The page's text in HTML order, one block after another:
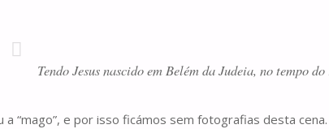
Tendo Jesus nascido em Belém da Judeia, no tempo
a “mago”, e por isso ficámos sem fotografias desta